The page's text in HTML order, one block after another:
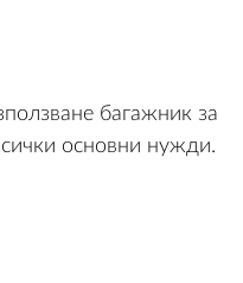
багажник за
основни нужди.